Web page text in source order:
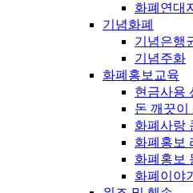
화폐연대
기념화폐
기념은행
기념주화
화폐홍보교육
현금사용
돈 깨끗이
화폐사랑
화폐홍보
화폐홍보
화폐이야기